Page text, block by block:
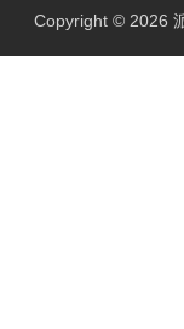
Copyright © 2026